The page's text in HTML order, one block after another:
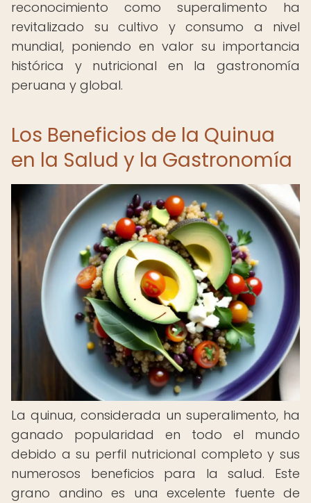
reconocimiento como superalimento ha
revitalizado su cultivo y consumo a nivel
mundial, poniendo en valor su importancia
histórica y nutricional en la gastronomía
peruana y global.
Los Beneficios de la Quinua
en la Salud y la Gastronomía
La quinua, considerada un superalimento, ha
ganado popularidad en todo el mundo
debido a su perfil nutricional completo y sus
numerosos beneficios para la salud. Este
grano andino es una excelente fuente de